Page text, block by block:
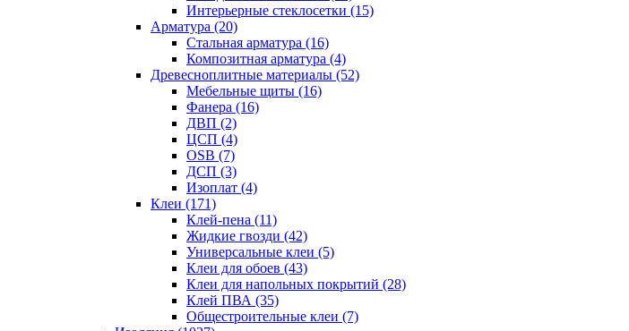
Интерьерные стеклосетки (15)
Арматура (20)
Стальная арматура (16)
Композитная арматура (4)
Древесноплитные материалы (52)
Мебельные щиты (16)
Фанера (16)
ДВП (2)
ЦСП (4)
OSB (7)
ДСП (3)
Изоплат (4)
Клеи (171)
Клей-пена (11)
Жидкие гвозди (42)
Универсальные клеи (5)
Клеи для обоев (43)
Клеи для напольных покрытий (28)
Клей ПВА (35)
Общестроительные клеи (7)